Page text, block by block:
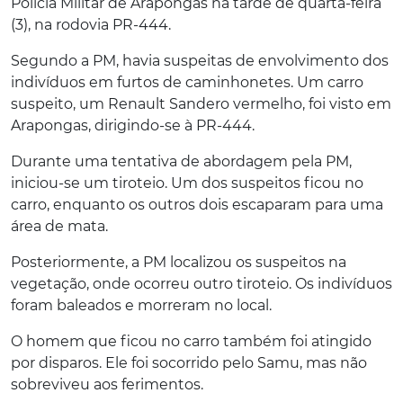
(3), na rodovia PR-444.
Segundo a PM, havia suspeitas de envolvimento dos
indivíduos em furtos de caminhonetes. Um carro
suspeito, um Renault Sandero vermelho, foi visto em
Arapongas, dirigindo-se à PR-444.
Durante uma tentativa de abordagem pela PM,
iniciou-se um tiroteio. Um dos suspeitos ficou no
carro, enquanto os outros dois escaparam para uma
área de mata.
Posteriormente, a PM localizou os suspeitos na
vegetação, onde ocorreu outro tiroteio. Os indivíduos
foram baleados e morreram no local.
O homem que ficou no carro também foi atingido
por disparos. Ele foi socorrido pelo Samu, mas não
sobreviveu aos ferimentos.